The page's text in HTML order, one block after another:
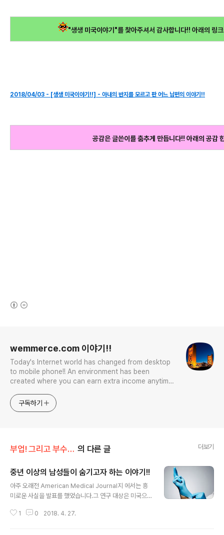
"생생 미국이야기"를 찿아주셔서 감사합니다!! 아래의 링
2018/04/03 - [생생 미국이야기!!] - 아내의 반지를 모르고 판 어느 남편의 이야기!!
공감은 글쓴이를 춤추게 만듭니다!! 아래의 공감
wemmerce.com 이야기!!
Today's Internet world has changed from desktop
to mobile phone!! An environment has been
created where you can earn extra income anytime,
competition. Now let’s turn our eyes to the world!
You can enter
구독하기
부업! 그리고 부수입!! 의 다른 글 더보기
중년 이상의 남성들이 숨기고자 하는 이야기!!
아주 오래전 American Medical Journal지 에서는 흥
미로운 사실을 발표를 했었습니다.그 연구 대상은 미국으
석을 한 내용인데요,1세인 경우에는 일본인 전통 질병인 간
1 0 2018. 4. 27.